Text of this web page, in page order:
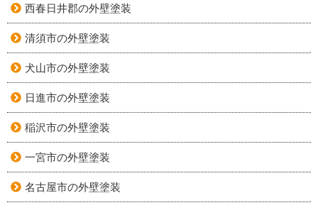
西春日井郡の外壁塗装
清須市の外壁塗装
犬山市の外壁塗装
日進市の外壁塗装
稲沢市の外壁塗装
一宮市の外壁塗装
名古屋市の外壁塗装